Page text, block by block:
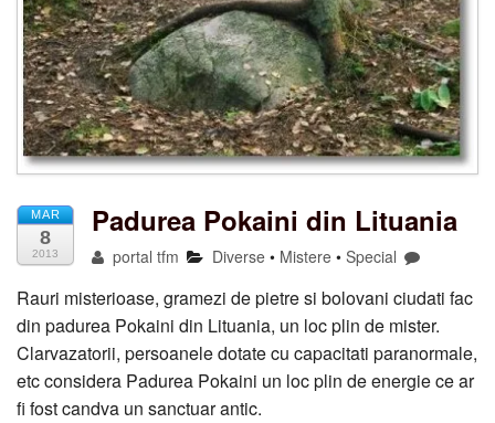
MAR
8
2013
Padurea Pokaini din Lituania
portal tfm Diverse • Mistere •Special
Rauri misterioase, gramezi de pietre si bolovani ciudati fac
din padurea Pokaini din Lituania, un loc plin de mister.
Clarvazatorii, persoanele dotate cu capacitati paranormale,
etc considera Padurea Pokaini un loc plin de energie ce ar
fi fost candva un sanctuar antic.